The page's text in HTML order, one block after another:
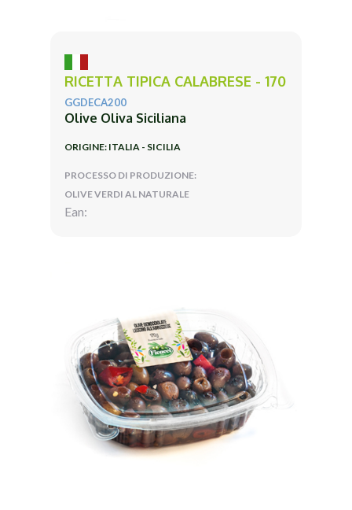
RICETTA TIPICA CALABRESE - 170
GGDECA200
Olive Oliva Siciliana
ORIGINE: ITALIA - SICILIA
PROCESSO DI PRODUZIONE:
OLIVE VERDI AL NATURALE
Ean: